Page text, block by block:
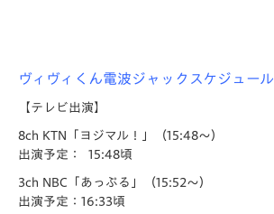
ヴィヴィくん電波ジャックスケジュール
【テレビ出演】
8ch KTN「ヨジマル！」（15:48～）
出演予定： 15:48頃
3ch NBC「あっぷる」（15:52～）
出演予定：16:33頃